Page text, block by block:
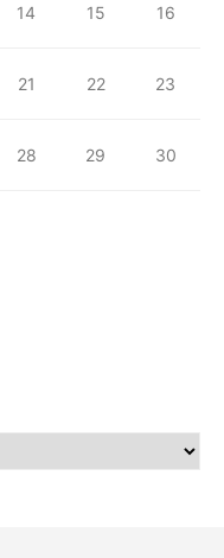
14 15 16
21 22 23
28 29 30